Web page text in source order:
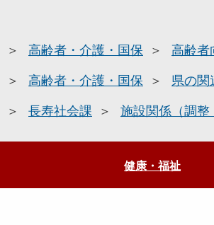
高齢者・介護・国保 高齢者
高齢者・介護・国保 県の関
長寿社会課 施設関係（調
健康・福祉